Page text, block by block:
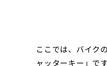
ここでは、バイク
ャッターキー」で